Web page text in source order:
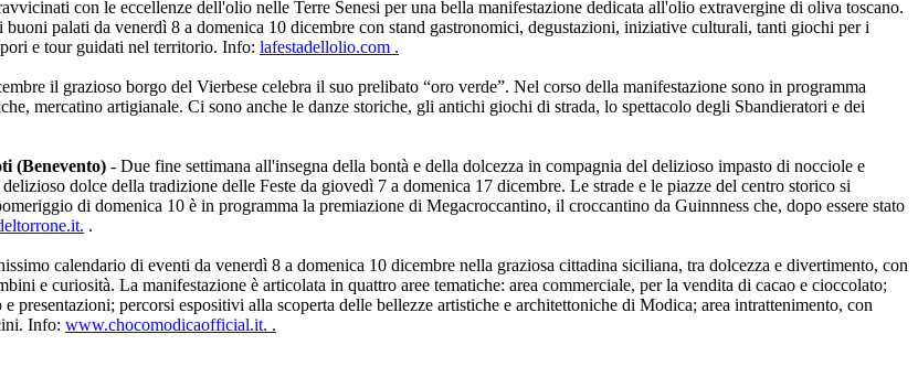
con le eccellenze dell'olio nelle Terre Senesi per una bella manifestazione dedicata all'olio extravergine di oliva toscano.
palati da venerdì 8 a domenica 10 dicembre con stand gastronomici, degustazioni, iniziative culturali, tanti giochi per i
e tour guidati nel territorio. Info: lafestadellolio.com .
il grazioso borgo del Vierbese celebra il suo prelibato “oro verde”. Nel corso della manifestazione sono in programma
mercatino artigianale. Ci sono anche le danze storiche, gli antichi giochi di strada, lo spettacolo degli Sbandieratori e dei
(Benevento) - Due fine settimana all'insegna della bontà e della dolcezza in compagnia del delizioso impasto di nocciole e
dolce della tradizione delle Feste da giovedì 7 a domenica 17 dicembre. Le strade e le piazze del centro storico si
di domenica 10 è in programma la premiazione di Megacroccantino, il croccantino da Guinnness che, dopo essere stato
.
calendario di eventi da venerdì 8 a domenica 10 dicembre nella graziosa cittadina siciliana, tra dolcezza e divertimento, con
e curiosità. La manifestazione è articolata in quattro aree tematiche: area commerciale, per la vendita di cacao e cioccolato;
percorsi espositivi alla scoperta delle bellezze artistiche e architettoniche di Modica; area intrattenimento, con
Info: www.chocomodicaofficial.it. .